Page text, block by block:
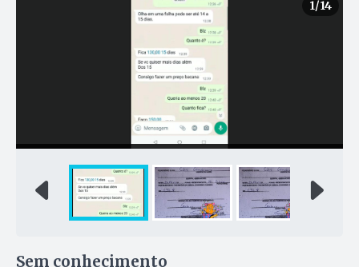
1/14
Sem conhecimento